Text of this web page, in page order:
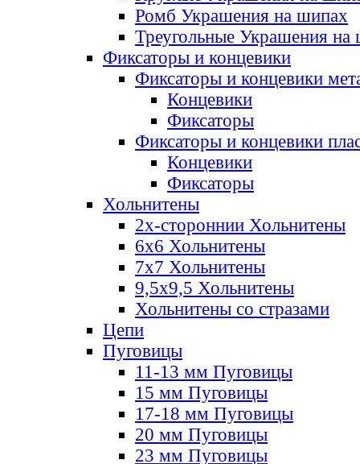
Ромб Украшения на шипах
Треугольные Украшения на
Фиксаторы и концевики
Фиксаторы и концевики
Концевики
Фиксаторы
Фиксаторы и концевики
Концевики
Фиксаторы
Хольнитены
2х-стороннии Хольнитены
6х6 Хольнитены
7х7 Хольнитены
9,5х9,5 Хольнитены
Хольнитены со стразами
Цепи
Пуговицы
11-13 мм Пуговицы
15 мм Пуговицы
17-18 мм Пуговицы
20 мм Пуговицы
23 мм Пуговицы